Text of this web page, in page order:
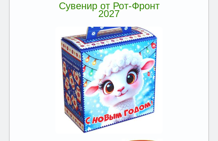
Сувенир от Рот-Фронт
2027